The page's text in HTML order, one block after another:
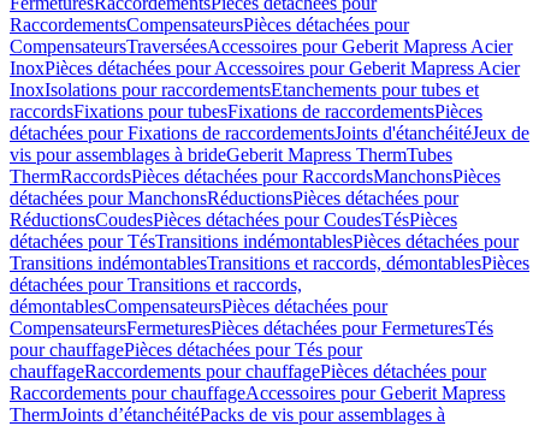
RaccordementsCompensateursPièces détachées pour
CompensateursTraverséesAccessoires pour Geberit Mapress Acier
InoxPièces détachées pour Accessoires pour Geberit Mapress Acier
InoxIsolations pour raccordementsEtanchements pour tubes et
raccordsFixations pour tubesFixations de raccordementsPièces
détachées pour Fixations de raccordementsJoints d'étanchéitéJeux de
vis pour assemblages à brideGeberit Mapress ThermTubes
ThermRaccordsPièces détachées pour RaccordsManchonsPièces
détachées pour ManchonsRéductionsPièces détachées pour
RéductionsCoudesPièces détachées pour CoudesTésPièces
détachées pour TésTransitions indémontablesPièces détachées pour
Transitions indémontablesTransitions et raccords, démontablesPièces
détachées pour Transitions et raccords,
démontablesCompensateursPièces détachées pour
CompensateursFermeturesPièces détachées pour FermeturesTés
pour chauffagePièces détachées pour Tés pour
chauffageRaccordements pour chauffagePièces détachées pour
Raccordements pour chauffageAccessoires pour Geberit Mapress
ThermJoints d’étanchéitéPacks de vis pour assemblages à